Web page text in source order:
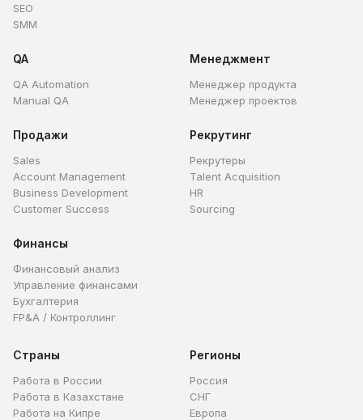
SEO
SMM
QA
QA Automation
Manual QA
Менеджмент
Менеджер продукта
Менеджер проектов
Продажи
Sales
Account Management
Business Development
Customer Success
Рекрутинг
Рекрутеры
Talent Acquisition
HR
Sourcing
Финансы
Финансовый анализ
Управление финансами
Бухгалтерия
FP&A / Контроллинг
Страны
Работа в России
Работа в Казахстане
Работа на Кипре
Регионы
Россия
СНГ
Европа